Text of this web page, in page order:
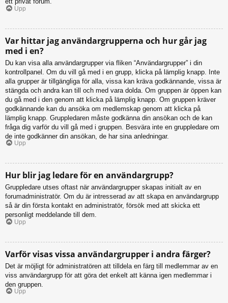
Upp
Var hittar jag användargrupperna och hur går jag
med i en?
Du kan visa alla användargrupper via fliken “Användargrupper” i din
kontrollpanel. Om du vill gå med i en grupp, klicka på lämplig knapp. Inte
alla grupper är tillgängliga för alla, vissa kan kräva godkännande, vissa är
stängda och andra kan till och med vara dolda. Om gruppen är öppen kan
du gå med i den genom att klicka på lämplig knapp. Om gruppen kräver
godkännande kan du ansöka om medlemskap genom att klicka på
lämplig knapp. Gruppledaren måste godkänna din ansökan och de kan
fråga dig varför du vill gå med i gruppen. Besvära inte en gruppledare om
de inte godkänner din ansökan, de har sina anledningar.
Upp
Hur blir jag ledare för en användargrupp?
Gruppledare utses oftast när användargrupper skapas initialt av en
forumadministratör. Om du är intresserad av att skapa en användargrupp
så är din första kontakt en administratör, försök med att skicka ett
personligt meddelande till dem.
Upp
Varför visas vissa användargrupper i andra färger?
Det är möjligt för administratören att tilldela en färg till medlemmar av en
viss användargrupp för att göra det enkelt att känna igen medlemmar i
den gruppen.
Upp